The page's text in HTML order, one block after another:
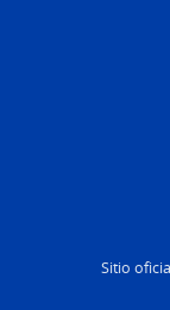
Sitio